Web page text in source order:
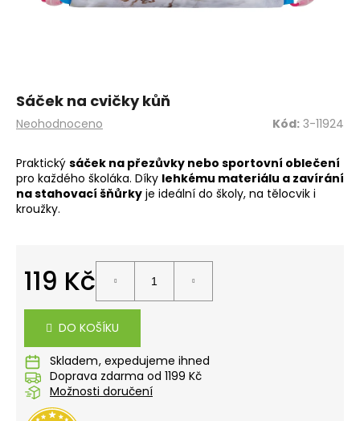
Průměrné
produktu
je
0,0
z
5
Neohodnoceno
Sáček na cvičky kůň
Kód: 3-11924
Praktický sáček na přezůvky nebo sportovní oblečení
pro každého školáka. Díky lehkému materiálu a zavírání
na stahovací šňůrky je ideální do školy, na tělocvik i
kroužky.
119 Kč
DO KOŠÍKU
Skladem
Doprava zdarma od 1199 Kč
Možnosti doručení
?
HLEDAT
o
o
u
č
u